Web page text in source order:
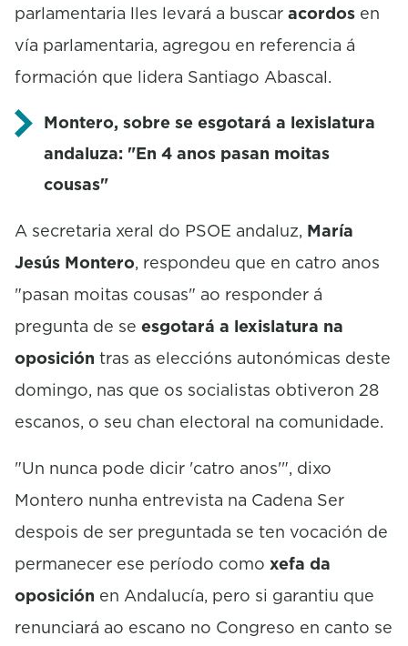
parlamentaria lles levará a buscar acordos en
vía parlamentaria, agregou en referencia á
formación que lidera Santiago Abascal.
Montero, sobre se esgotará a lexislatura
andaluza: "En 4 anos pasan moitas
cousas"
A secretaria xeral do PSOE andaluz, María
Jesús Montero, respondeu que en catro anos
"pasan moitas cousas" ao responder á
pregunta de se esgotará a lexislatura na
oposición tras as eleccións autonómicas deste
domingo, nas que os socialistas obtiveron 28
escanos, o seu chan electoral na comunidade.
"Un nunca pode dicir 'catro anos'", dixo
Montero nunha entrevista na Cadena Ser
despois de ser preguntada se ten vocación de
permanecer ese período como xefa da
oposición en Andalucía, pero si garantiu que
renunciará ao escano no Congreso en canto se